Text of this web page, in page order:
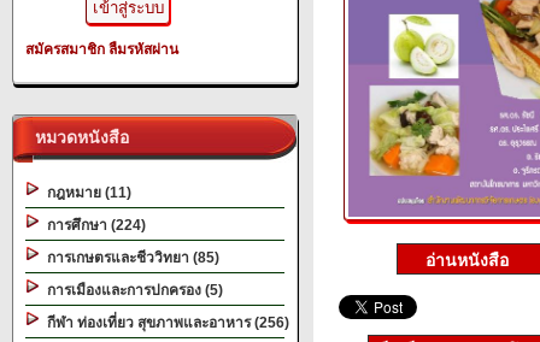
สมัครสมาชิก ลืมรหัสผ่าน
หมวดหนังสือ
กฎหมาย (11)
การศึกษา (224)
การเกษตรและชีววิทยา (85)
การเมืองและการปกครอง (5)
กีฬา ท่องเที่ยว สุขภาพและอาหาร (256)